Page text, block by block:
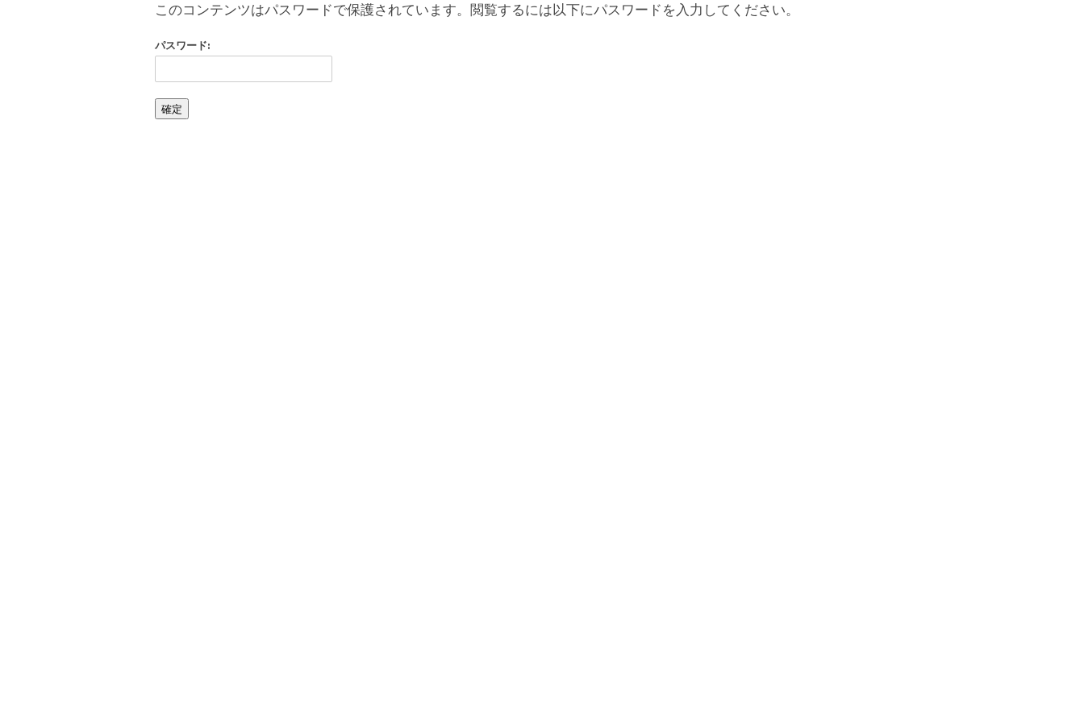
このコンテンツはパスワードで保護されています。閲覧するには以下にパスワードを入力してください。
パスワード: